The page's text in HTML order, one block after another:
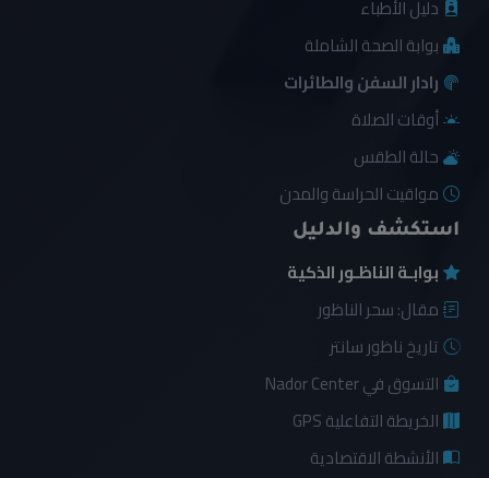
دليل الأطباء
بوابة الصحة الشاملة
رادار السفن والطائرات
أوقات الصلاة
حالة الطقس
مواقيت الحراسة والمدن
استكشف والدليل
بوابـة الناظـور الذكية
مقال: سحر الناظور
تاريخ ناظور سانتر
التسوق في Nador Center
الخريطة التفاعلية GPS
الأنشطة الاقتصادية